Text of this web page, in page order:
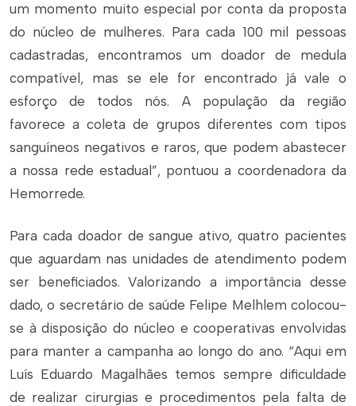
um momento muito especial por conta da proposta
do núcleo de mulheres. Para cada 100 mil pessoas
cadastradas, encontramos um doador de medula
compatível, mas se ele for encontrado já vale o
esforço de todos nós. A população da região
favorece a coleta de grupos diferentes com tipos
sanguíneos negativos e raros, que podem abastecer
a nossa rede estadual”, pontuou a coordenadora da
Hemorrede.
Para cada doador de sangue ativo, quatro pacientes
que aguardam nas unidades de atendimento podem
ser beneficiados. Valorizando a importância desse
dado, o secretário de saúde Felipe Melhlem colocou-
se à disposição do núcleo e cooperativas envolvidas
para manter a campanha ao longo do ano. “Aqui em
Luís Eduardo Magalhães temos sempre dificuldade
de realizar cirurgias e procedimentos pela falta de